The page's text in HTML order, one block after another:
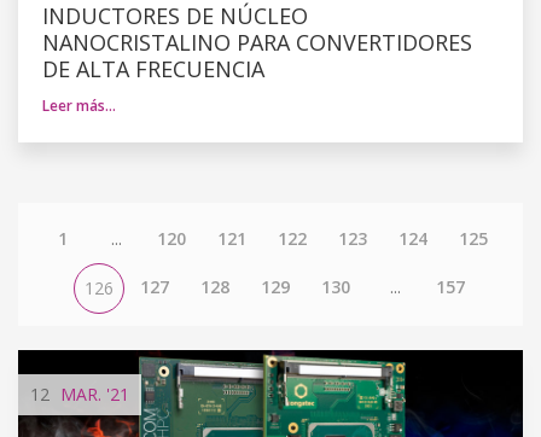
INDUCTORES DE NÚCLEO
NANOCRISTALINO PARA CONVERTIDORES
DE ALTA FRECUENCIA
Leer más…
1 ... 120 121 122 123 124 125
126 127 128 129 130 ... 157
12 MAR. '21